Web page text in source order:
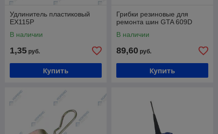
Удлинитель пластиковый
EX115P
В наличии
1,35 руб.
Купить
Грибки резиновые для
ремонта шин GTA 609D
В наличии
89,60 руб.
Купить